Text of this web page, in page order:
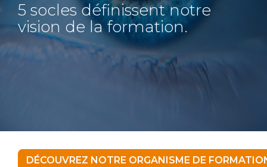
5 socles définissent notre
vision de la formation.
DÉCOUVREZ NOTRE ORGANISME DE